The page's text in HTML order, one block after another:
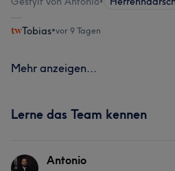
Tobias•vor 9 Tagen
Mehr anzeigen...
Lerne das Team kennen
Antonio